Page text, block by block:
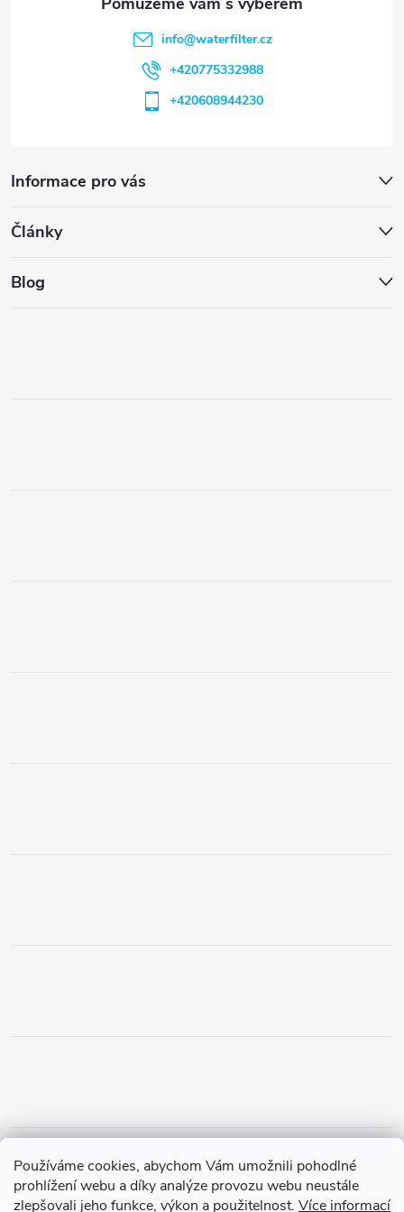
Používáme cookies, abychom Vám umožnili pohodlné
prohlížení webu a díky analýze provozu webu neustále
zlepšovali jeho funkce, výkon a použitelnost. Více informací
Informace pro vás
Články
Blog
info@waterfilter.cz
+420775332988
+420608944230
Zásady ochrany osobních údajů
Doprava a platba Tříletá záruka